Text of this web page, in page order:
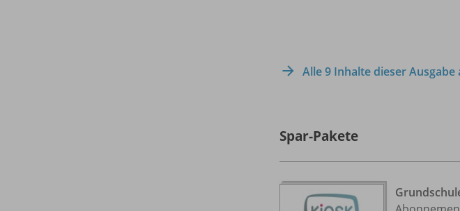
Alle 9 Inhalte dieser Ausgabe
Spar-Pakete